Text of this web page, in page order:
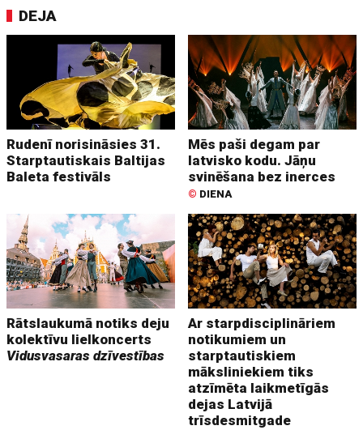
DEJA
Rudenī norisināsies 31.
Starptautiskais Baltijas
Baleta festivāls
Mēs paši degam par
latvisko kodu. Jāņu
svinēšana bez inerces
© DIENA
Rātslaukumā notiks deju
kolektīvu lielkoncerts
Vidusvasaras dzīvestības
Ar starpdisciplināriem
notikumiem un
starptautiskiem
māksliniekiem tiks
atzīmēta laikmetīgās
dejas Latvijā
trīsdesmitgade